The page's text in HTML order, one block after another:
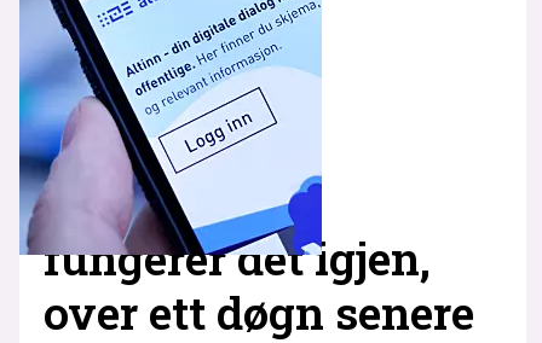
fungerer det igjen,
over ett døgn senere